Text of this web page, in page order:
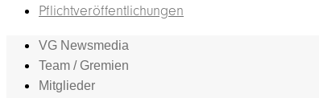
Pflichtveröffentlichungen
VG Newsmedia
Team / Gremien
Mitglieder